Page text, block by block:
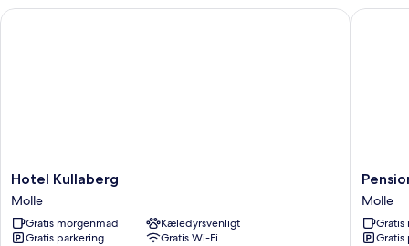
have
(Annex)
Hotel
Kullaberg
Molle
Hotel Kullaberg
Molle
Gratis morgenmad
Kæledyrsvenligt
Gratis parkering
Gratis Wi-Fi
Hotel Kullaberg
Molle
Molle
Gratis
Gratis